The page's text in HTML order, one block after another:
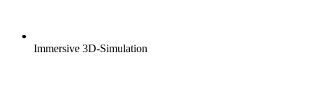
Immersive 3D-Simulation